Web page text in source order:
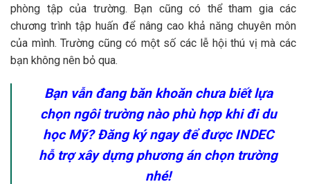
phòng tập của trường. Bạn cũng có thể tham gia các
chương trình tập huấn để nâng cao khả năng chuyên môn
của mình. Trường cũng có một số các lễ hội thú vị mà các
bạn không nên bỏ qua.
Bạn vẫn đang băn khoăn chưa biết lựa
chọn ngôi trường nào phù hợp khi đi du
học Mỹ? Đăng ký ngay để được INDEC
hỗ trợ xây dựng phương án chọn trường
nhé!